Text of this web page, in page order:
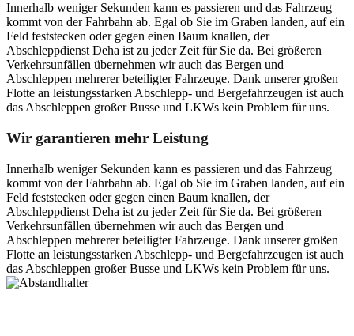
Innerhalb weniger Sekunden kann es passieren und das Fahrzeug
kommt von der Fahrbahn ab. Egal ob Sie im Graben landen, auf ein
Feld feststecken oder gegen einen Baum knallen, der
Abschleppdienst Deha ist zu jeder Zeit für Sie da. Bei größeren
Verkehrsunfällen übernehmen wir auch das Bergen und
Abschleppen mehrerer beteiligter Fahrzeuge. Dank unserer großen
Flotte an leistungsstarken Abschlepp- und Bergefahrzeugen ist auch
das Abschleppen großer Busse und LKWs kein Problem für uns.
Wir garantieren mehr Leistung
Innerhalb weniger Sekunden kann es passieren und das Fahrzeug
kommt von der Fahrbahn ab. Egal ob Sie im Graben landen, auf ein
Feld feststecken oder gegen einen Baum knallen, der
Abschleppdienst Deha ist zu jeder Zeit für Sie da. Bei größeren
Verkehrsunfällen übernehmen wir auch das Bergen und
Abschleppen mehrerer beteiligter Fahrzeuge. Dank unserer großen
Flotte an leistungsstarken Abschlepp- und Bergefahrzeugen ist auch
das Abschleppen großer Busse und LKWs kein Problem für uns.